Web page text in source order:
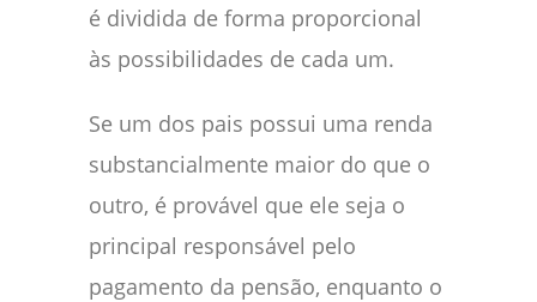
é dividida de forma proporcional
às possibilidades de cada um.
Se um dos pais possui uma renda
substancialmente maior do que o
outro, é provável que ele seja o
principal responsável pelo
pagamento da pensão, enquanto o